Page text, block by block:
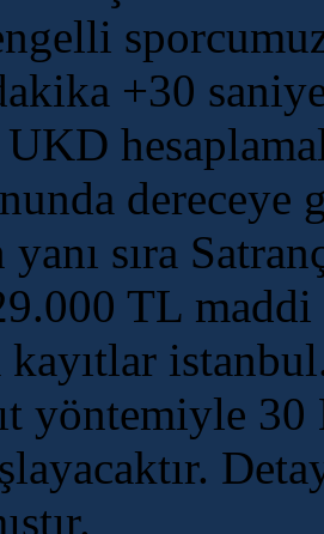
+30
dereceye
sıra
TL
yöntemiyle 30